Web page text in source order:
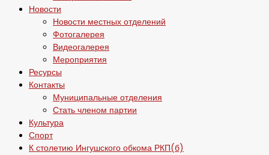
Новости
Новости местных отделений
Фотогалерея
Видеогалерея
Мероприятия
Ресурсы
Контакты
Муниципальные отделения
Стать членом партии
Культура
Спорт
К столетию Ингушского обкома РКП(б)